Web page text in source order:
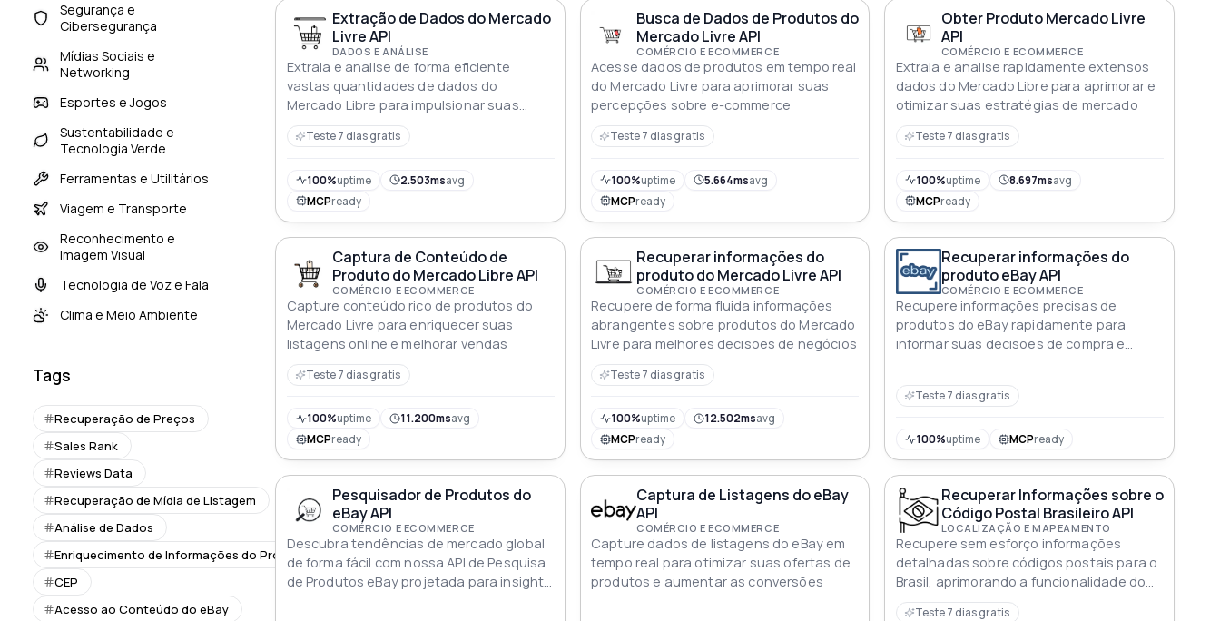
Segurança e
Cibersegurança
Mídias Sociais e
Networking
Esportes e Jogos
Sustentabilidade e
Tecnologia Verde
Ferramentas e Utilitários
Viagem e Transporte
Reconhecimento e
Imagem Visual
Tecnologia de Voz e Fala
Clima e Meio Ambiente
Tags
Recuperação de Preços
Sales Rank
Reviews Data
Recuperação de Mídia de Listagem
Análise de Dados
Enriquecimento de Informações do Produto
CEP
Acesso ao Conteúdo do eBay
Extração de Dados do Mercado
Livre API
DADOS E ANÁLISE
Extraia e analise de forma eficiente
vastas quantidades de dados do
Mercado Libre para impulsionar suas
estratégias de mercado
Teste 7 dias gratis
100%uptime 2.503msavg
MCPready
Busca de Dados de Produtos do
Mercado Livre API
COMÉRCIO E ECOMMERCE
Acesse dados de produtos em tempo real
do Mercado Livre para aprimorar suas
percepções sobre e-commerce
Teste 7 dias gratis
100%uptime 5.664msavg
MCPready
Obter Produto Mercado Livre
API
COMÉRCIO E ECOMMERCE
Extraia e analise rapidamente extensos
dados do Mercado Libre para aprimorar e
otimizar suas estratégias de mercado
Teste 7 dias gratis
100%uptime 8.697msavg
MCPready
Captura de Conteúdo de
Produto do Mercado Libre API
COMÉRCIO E ECOMMERCE
Capture conteúdo rico de produtos do
Mercado Livre para enriquecer suas
listagens online e melhorar vendas
Teste 7 dias gratis
100%uptime 11.200msavg
MCPready
Recuperar informações do
produto do Mercado Livre API
COMÉRCIO E ECOMMERCE
Recupere de forma fluida informações
abrangentes sobre produtos do Mercado
Livre para melhores decisões de negócios
Teste 7 dias gratis
100%uptime 12.502msavg
MCPready
Recuperar informações do
produto eBay API
COMÉRCIO E ECOMMERCE
Recupere informações precisas de
produtos do eBay rapidamente para
informar suas decisões de compra e
Teste 7 dias gratis
100%uptime MCPready
Pesquisador de Produtos do
eBay API
COMÉRCIO E ECOMMERCE
Descubra tendências de mercado global
de forma fácil com nossa API de Pesquisa
de Produtos eBay projetada para insights
Captura de Listagens do eBay
API
COMÉRCIO E ECOMMERCE
Capture dados de listagens do eBay em
tempo real para otimizar suas ofertas de
produtos e aumentar as conversões
Recuperar Informações sobre o
Código Postal Brasileiro API
LOCALIZAÇÃO E MAPEAMENTO
Recupere sem esforço informações
detalhadas sobre códigos postais para o
Brasil, aprimorando a funcionalidade do
seu aplicativo
Teste 7 dias gratis